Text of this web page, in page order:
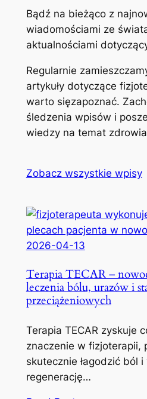
Bądź na bieżąco z
wiadomościami ze
aktualnościami
Regularnie
artykuły dotyczące
warto sięzapoznać.
śledzenia wpisów i
wiedzy na temat
Zobacz wszystkie wpisy
2026-04-13
Terapia TECAR –
leczenia bólu, urazów i
przeciążeniowych
Terapia TECAR zyskuje
znaczenie w fizjoterapii,
skutecznie łagodzić ból i
regenerację…